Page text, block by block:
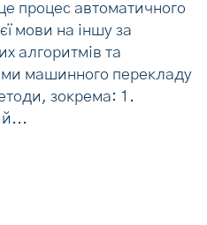
процес автоматичного
мови на іншу за
алгоритмів та
машинного перекладу
зокрема: 1.